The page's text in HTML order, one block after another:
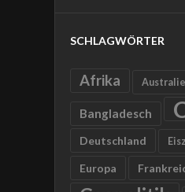
SCHLAGWÖRTER
Afrika
Bangladesch
Deutschland
Europa